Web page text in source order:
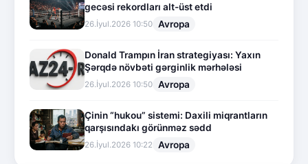
gecəsi rekordları alt-üst etdi
26.İyul.2026 10:50 Avropa
Donald Trampın İran strategiyası: Yaxın
Şərqdə növbəti gərginlik mərhələsi
26.İyul.2026 10:50 Avropa
Çinin “hukou” sistemi: Daxili miqrantların
qarşısındakı görünməz sədd
26.İyul.2026 10:22 Avropa